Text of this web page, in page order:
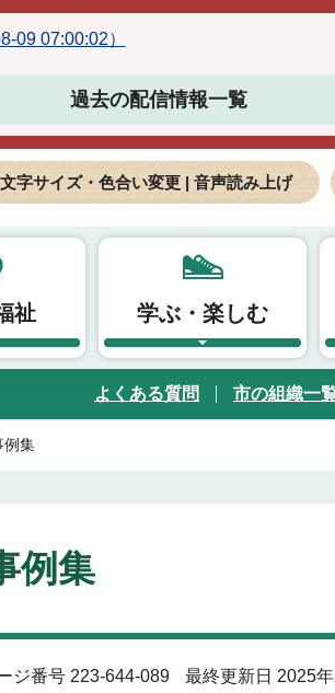
09 07:00:02）
過去の配信情報一覧
文字サイズ・色合い変更 | 音声読み上げ
祉 学ぶ・楽しむ
よくある質問 市の組織一
例集
例集
ジ番号 223-644-089 最終更新日 2025